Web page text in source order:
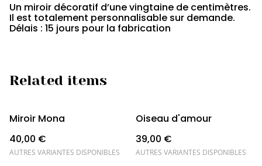
Un miroir décoratif d’une vingtaine de centimètres.
Il est totalement personnalisable sur demande.
Délais : 15 jours pour la fabrication
Related items
Miroir Mona
40,00 €
AUTRES VARIANTES DISPONIBLES
Oiseau d'amour
39,00 €
AUTRES VARIANTES DISPONIBLES